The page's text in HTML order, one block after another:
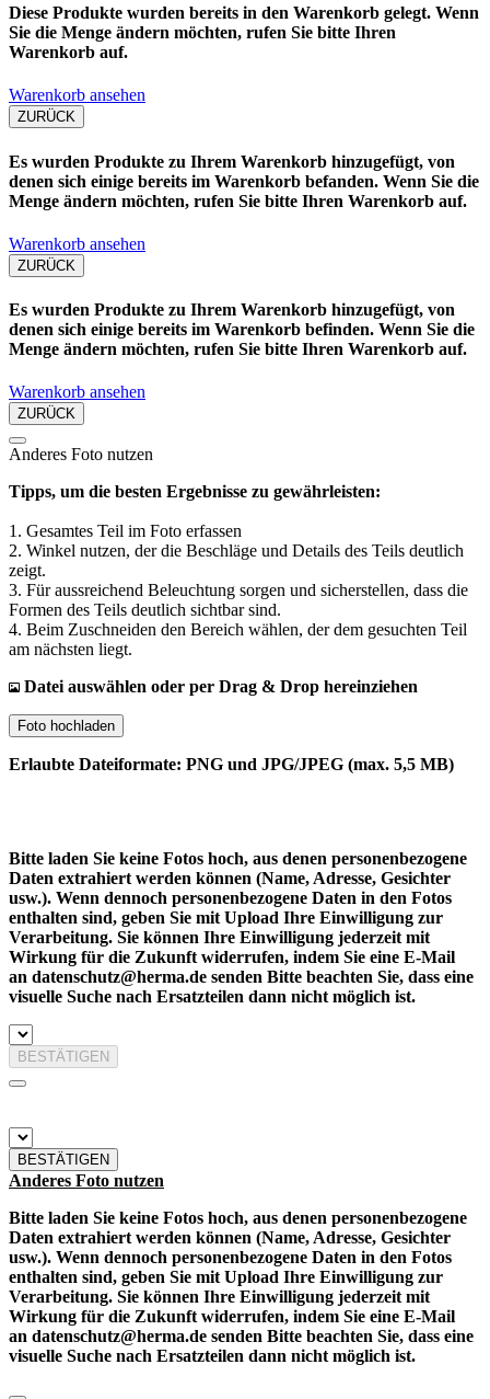
Diese Produkte wurden bereits in den Warenkorb gelegt. Wenn
Sie die Menge ändern möchten, rufen Sie bitte Ihren
Warenkorb auf.
Warenkorb ansehen
ZURÜCK
Es wurden Produkte zu Ihrem Warenkorb hinzugefügt, von
denen sich einige bereits im Warenkorb befanden. Wenn Sie die
Menge ändern möchten, rufen Sie bitte Ihren Warenkorb auf.
Warenkorb ansehen
ZURÜCK
Es wurden Produkte zu Ihrem Warenkorb hinzugefügt, von
denen sich einige bereits im Warenkorb befinden. Wenn Sie die
Menge ändern möchten, rufen Sie bitte Ihren Warenkorb auf.
Warenkorb ansehen
ZURÜCK
Anderes Foto nutzen
Tipps, um die besten Ergebnisse zu gewährleisten:
1. Gesamtes Teil im Foto erfassen
2. Winkel nutzen, der die Beschläge und Details des Teils deutlich
zeigt.
3. Für aussreichend Beleuchtung sorgen und sicherstellen, dass die
Formen des Teils deutlich sichtbar sind.
4. Beim Zuschneiden den Bereich wählen, der dem gesuchten Teil
am nächsten liegt.
Datei auswählen oder per Drag & Drop hereinziehen
Foto hochladen
Erlaubte Dateiformate: PNG und JPG/JPEG (max. 5,5 MB)
Bitte laden Sie keine Fotos hoch, aus denen personenbezogene
Daten extrahiert werden können (Name, Adresse, Gesichter
usw.). Wenn dennoch personenbezogene Daten in den Fotos
enthalten sind, geben Sie mit Upload Ihre Einwilligung zur
Verarbeitung. Sie können Ihre Einwilligung jederzeit mit
Wirkung für die Zukunft widerrufen, indem Sie eine E-Mail
an datenschutz@herma.de senden Bitte beachten Sie, dass eine
visuelle Suche nach Ersatzteilen dann nicht möglich ist.
BESTÄTIGEN
BESTÄTIGEN
Anderes Foto nutzen
Bitte laden Sie keine Fotos hoch, aus denen personenbezogene
Daten extrahiert werden können (Name, Adresse, Gesichter
usw.). Wenn dennoch personenbezogene Daten in den Fotos
enthalten sind, geben Sie mit Upload Ihre Einwilligung zur
Verarbeitung. Sie können Ihre Einwilligung jederzeit mit
Wirkung für die Zukunft widerrufen, indem Sie eine E-Mail
an datenschutz@herma.de senden Bitte beachten Sie, dass eine
visuelle Suche nach Ersatzteilen dann nicht möglich ist.